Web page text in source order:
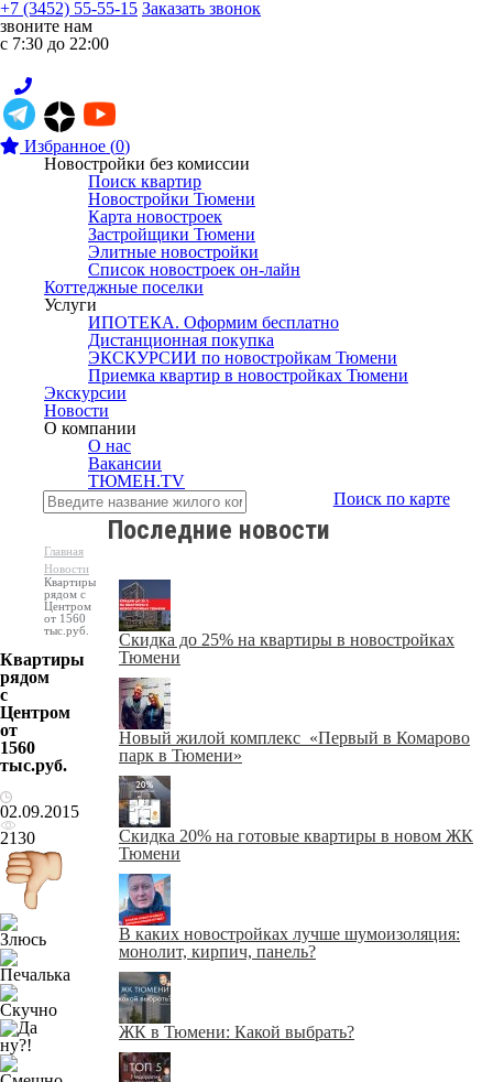
+7 (3452) 55-55-15 Заказать звонок
звоните нам
с 7:30 до 22:00
Избранное (0)
Новостройки без комиссии
Поиск квартир
Новостройки Тюмени
Карта новостроек
Застройщики Тюмени
Элитные новостройки
Список новостроек он-лайн
Коттеджные поселки
Услуги
ИПОТЕКА. Оформим бесплатно
Дистанционная покупка
ЭКСКУРСИИ по новостройкам Тюмени
Приемка квартир в новостройках Тюмени
Экскурсии
Новости
О компании
О нас
Вакансии
ТЮМЕН.TV
Поиск по карте
Главная
Новости
Квартиры
рядом с
Центром
от 1560
тыс.руб.
Квартиры
рядом
с
Центром
от
1560
тыс.руб.
02.09.2015
2130
Последние новости
Скидка до 25% на квартиры в новостройках
Тюмени
Новый жилой комплекс «Первый в Комарово
парк в Тюмени»
Скидка 20% на готовые квартиры в новом ЖК
Тюмени
В каких новостройках лучше шумоизоляция:
монолит, кирпич, панель?
ЖК в Тюмени: Какой выбрать?